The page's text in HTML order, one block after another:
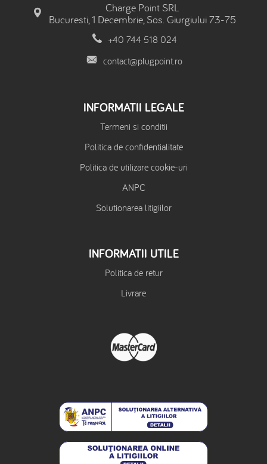
Charge Point SRL
Bucuresti, 1 Decembrie, Sos. Giurgiului 73-75
+40 744 518 024
contact@plugpoint.ro
INFORMATII LEGALE
Termeni si conditii
Politica de confidentialitate
Politica de utilizare cookie-uri
ANPC
Solutionarea litigiilor
INFORMATII UTILE
Politica de retur
Livrare